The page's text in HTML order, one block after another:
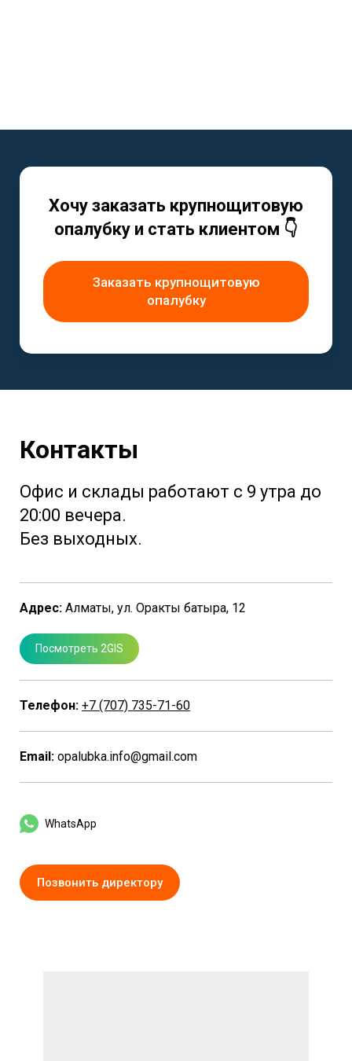
Хочу заказать крупнощитовую
опалубку и стать клиентом 👇
Заказать крупнощитовую
опалубку
Контакты
Офис и склады работают с 9 утра до
20:00 вечера.
Без выходных.
Адрес: Алматы, ул. Оракты батыра, 12
Посмотреть 2GIS
Телефон: +7 (707) 735-71-60
Email: opalubka.info@gmail.com
WhatsApp
Позвонить директору